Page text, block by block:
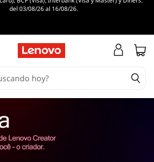
del 03/08/26 al 16/08/26.